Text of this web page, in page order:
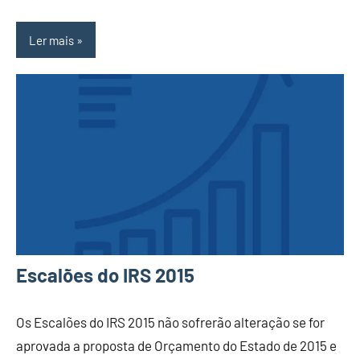
Ler mais
Escalões do IRS 2015
Os Escalões do IRS 2015 não sofrerão alteração se for
aprovada a proposta de Orçamento do Estado de 2015 e